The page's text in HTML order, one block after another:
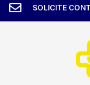
SOLICITE